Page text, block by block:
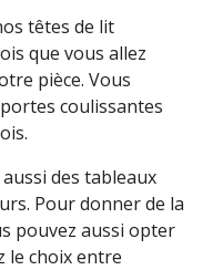
têtes de lit
que vous allez
pièce. Vous
coulissantes
des tableaux
Pour donner de la
pouvez aussi opter
le choix entre